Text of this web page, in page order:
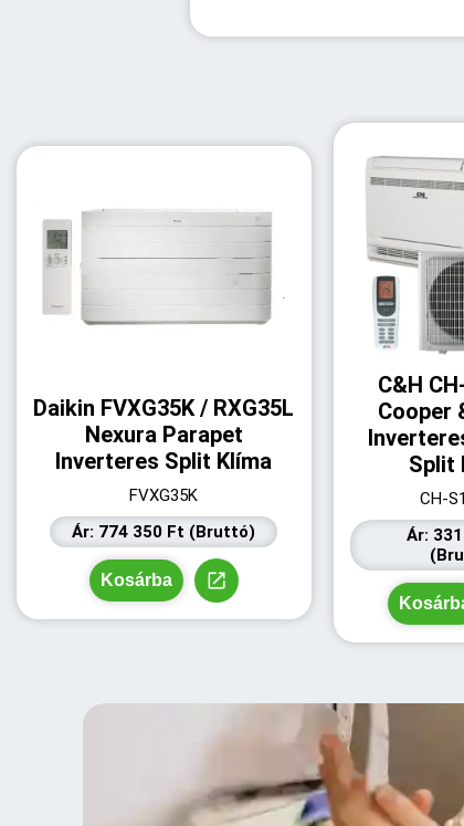
Daikin FVXG35K / RXG35L
Nexura Parapet
Inverteres Split Klíma
FVXG35K
Ár: 774 350 Ft (Bruttó)
Kosárba
C&H
Cooper
Split
CH-
Ár: